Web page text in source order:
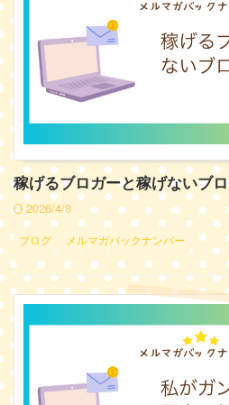
稼げるブロガーと稼げないブ
2026/4/8
ブログ メルマガバックナンバー